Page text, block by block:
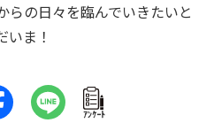
らの日々を臨んでいきたいと
いま！
ｱﾝｹｰﾄ